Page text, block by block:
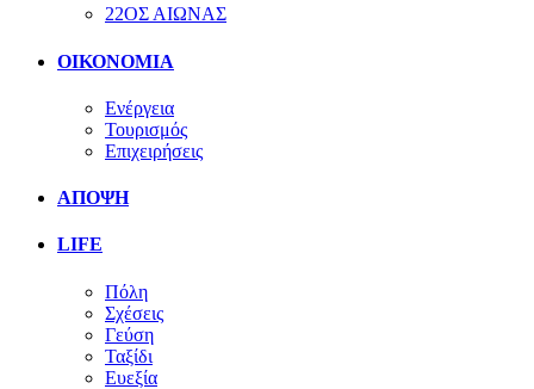
22ΟΣ ΑΙΩΝΑΣ
ΟΙΚΟΝΟΜΙΑ
Ενέργεια
Τουρισμός
Επιχειρήσεις
ΑΠΟΨΗ
LIFE
Πόλη
Σχέσεις
Γεύση
Ταξίδι
Ευεξία